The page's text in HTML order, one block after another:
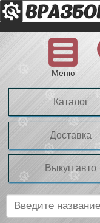
Меню
Каталог
Доставка
Выкуп авто